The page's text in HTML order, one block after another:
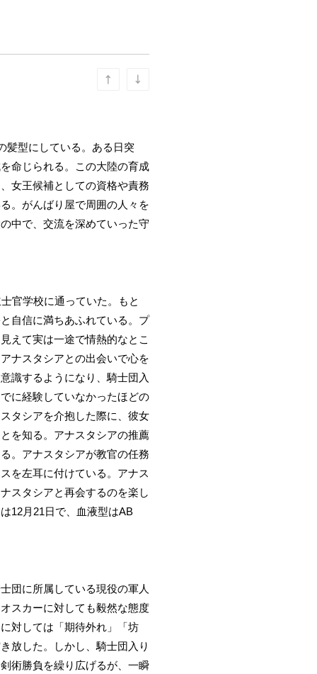
髪型にしている。ある日突
命じられる。この大陸の育成
女王候補としての資格や責務
。がんばり屋で周囲の人々を
中で、交流を深めていった守
官学校に通っていた。もと
自信に満ちあふれている。プ
えて実は一途で情熱的なとこ
ナスタシアとの出会いで心を
識するようになり、騎士団入
に経験していなかったほどの
タシアを介抱した際に、彼女
を知る。アナスタシアの推薦
。アナスタシアが教官の任務
を左耳に付けている。アナス
スタシアと再会するのを楽し
12月21日で、血液型はAB
団に所属している現役の軍人
スカーに対しても毅然な態度
対しては「期待外れ」「坊
放した。しかし、騎士団入り
術勝負を繰り広げるが、一瞬